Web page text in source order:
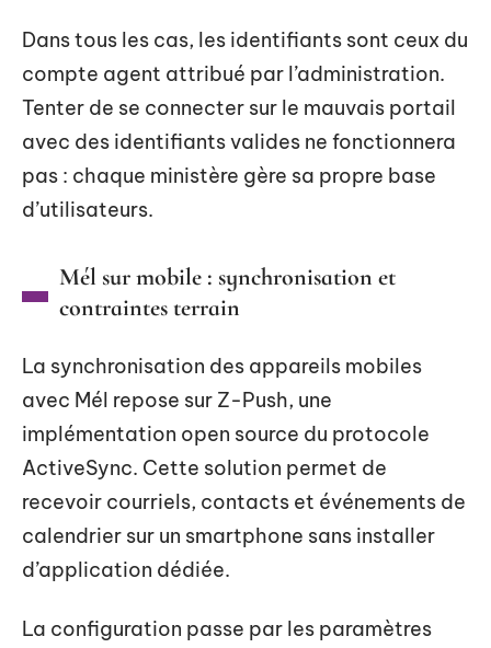
Dans tous les cas, les identifiants sont ceux du
compte agent attribué par l’administration.
Tenter de se connecter sur le mauvais portail
avec des identifiants valides ne fonctionnera
pas : chaque ministère gère sa propre base
d’utilisateurs.
Mél sur mobile : synchronisation et
contraintes terrain
La synchronisation des appareils mobiles
avec Mél repose sur Z-Push, une
implémentation open source du protocole
ActiveSync. Cette solution permet de
recevoir courriels, contacts et événements de
calendrier sur un smartphone sans installer
d’application dédiée.
La configuration passe par les paramètres